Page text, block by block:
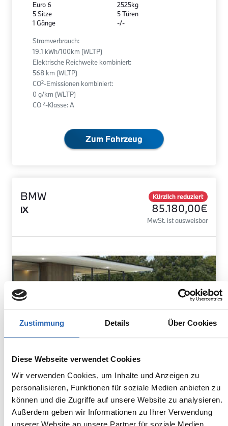
Zustimmung Details Über Cookies
Diese Webseite verwendet Cookies
Wir verwenden Cookies, um Inhalte und Anzeigen zu
personalisieren, Funktionen für soziale Medien anbieten zu
können und die Zugriffe auf unsere Website zu analysieren.
Außerdem geben wir Informationen zu Ihrer Verwendung
unserer Website an unsere Partner für soziale Medien,
Euro 6
5 Sitze
1 Gänge
2525kg
5 Türen
-/-
Stromverbrauch:
19.1 kWh/100km (WLTP)
Elektrische Reichweite kombiniert:
568 km (WLTP)
CO2-Emissionen kombiniert:
0 g/km (WLTP)
CO 2-Klasse: A
Zum Fahrzeug
BMW
iX
Kürzlich reduziert
85.180,00€
MwSt. ist ausweisbar
Elektro
Kraftstoff
1 km
Laufleistung
300kw
Leistung